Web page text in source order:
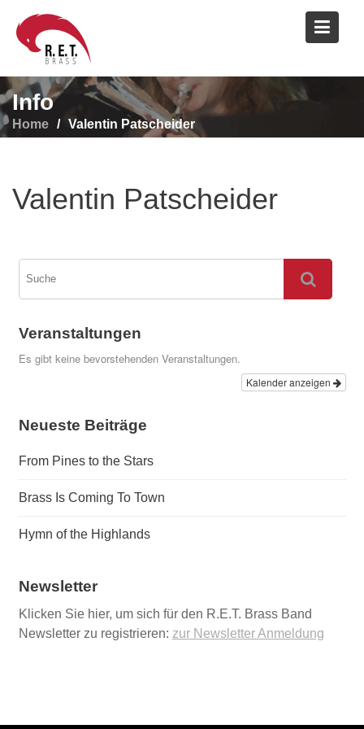
content
Info
Home Valentin Patscheider
Valentin Patscheider
Veranstaltungen
Es gibt keine bevorstehenden Veranstaltungen.
Kalender anzeigen
Neueste Beiträge
From Pines to the Stars
Brass Is Coming To Town
Hymn of the Highlands
Newsletter
Klicken Sie hier, um sich für den R.E.T. Brass Band
Newsletter zu registrieren: zur Newsletter Anmeldung